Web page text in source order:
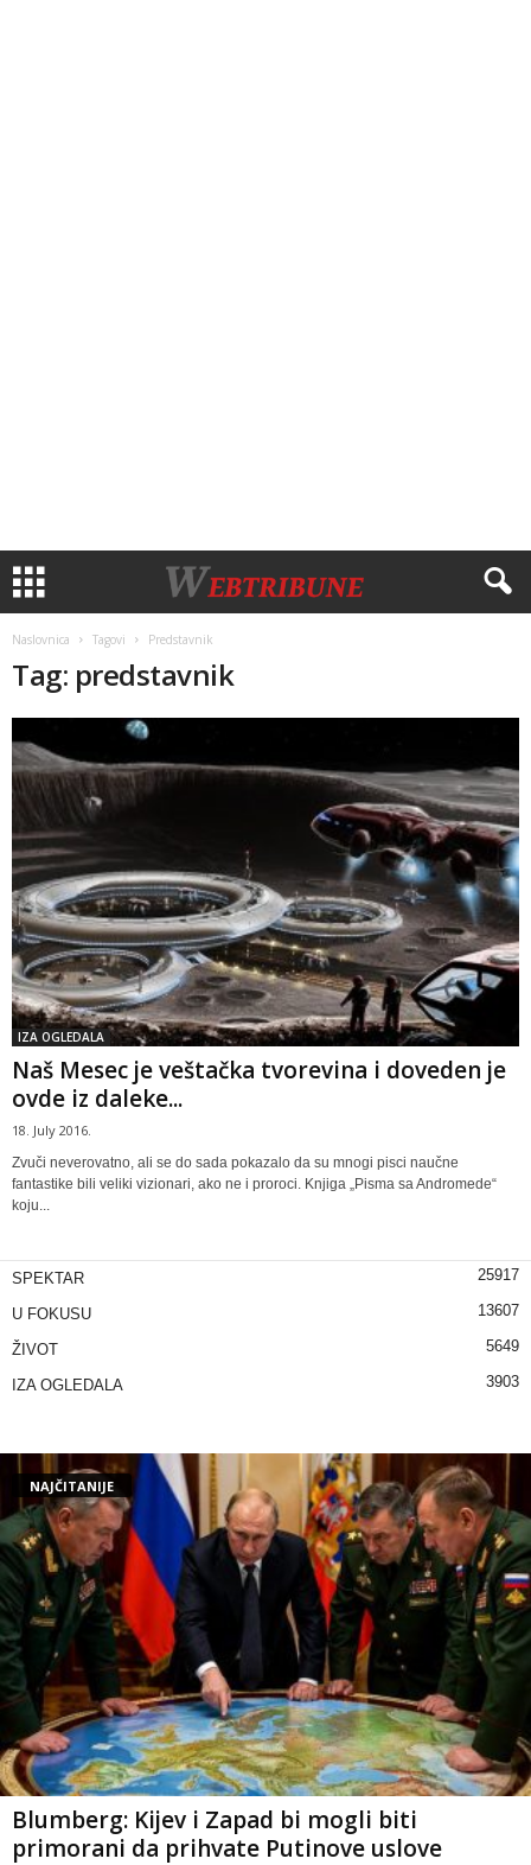
Naslovnica Tagovi Predstavnik
Tag: predstavnik
IZA OGLEDALA
Naš Mesec je veštačka tvorevina i doveden je
ovde iz daleke...
18. July 2016.
Zvuči neverovatno, ali se do sada pokazalo da su mnogi pisci naučne
fantastike bili veliki vizionari, ako ne i proroci. Knjiga „Pisma sa Andromede“
koju...
SPEKTAR 25917
U FOKUSU 13607
ŽIVOT 5649
IZA OGLEDALA 3903
NAJČITANIJE
Blumberg: Kijev i Zapad bi mogli biti
primorani da prihvate Putinove uslove